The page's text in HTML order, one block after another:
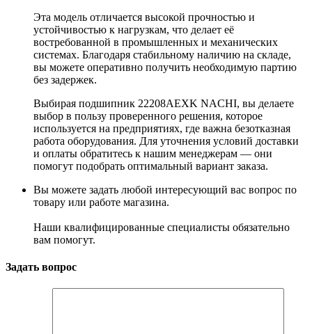
Эта модель отличается высокой прочностью и
устойчивостью к нагрузкам, что делает её
востребованной в промышленных и механических
системах. Благодаря стабильному наличию на складе,
вы можете оперативно получить необходимую партию
без задержек.
Выбирая подшипник 22208AEXK NACHI, вы делаете
выбор в пользу проверенного решения, которое
используется на предприятиях, где важна безотказная
работа оборудования. Для уточнения условий доставки
и оплаты обратитесь к нашим менеджерам — они
помогут подобрать оптимальный вариант заказа.
Вы можете задать любой интересующий вас вопрос по
товару или работе магазина.
Наши квалифицированные специалисты обязательно
вам помогут.
Задать вопрос